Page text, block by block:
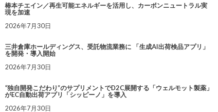
椿本チエイン／再生可能エネルギーを活用し、カーボンニュートラル実
現を加速
2026年7月30日
三井倉庫ホールディングス、受託物流業務に 「生成AI出荷検品アプリ」
を開発・導入開始
2026年7月30日
“独自開発こだわり”のサプリメントでD2C展開する「ウェルモット製薬」
がEC自動出荷アプリ「シッピーノ」を導入
2026年7月30日